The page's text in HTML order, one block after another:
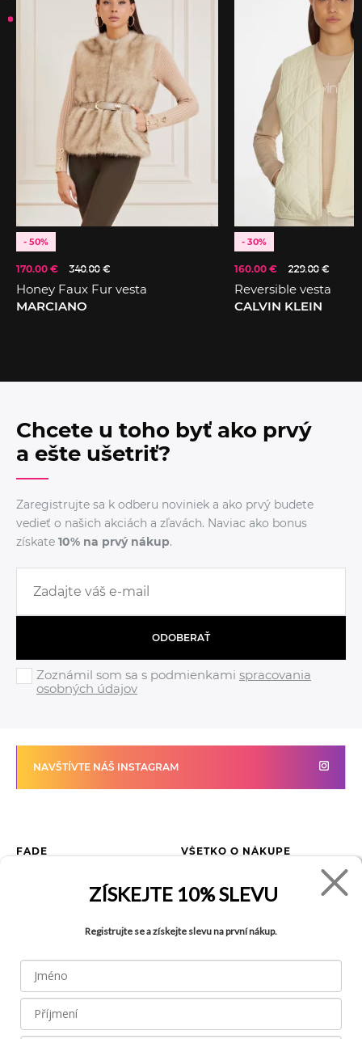
- 50%
170.00 € 340.00 €
Honey Faux Fur vesta
MARCIANO
- 30%
160.00 € 229.00 €
Reversible vesta
CALVIN KLEIN
Chcete u toho byť ako prvý
a ešte ušetriť?
Zaregistrujte sa k odberu noviniek a ako prvý budete
vedieť o našich akciách a zľavách. Naviac ako bonus
získate 10% na prvý nákup.
ODOBERAŤ
Zoznámil som sa s podmienkami spracovania
osobných údajov
NAVŠTÍVTE NÁŠ INSTAGRAM
FADE
Blog
VŠETKO O NÁKUPE
Ako reklamovať tovar
Tabuľka veľkostí
ZÍSKEJTE 10% SLEVU
Registrujte se a získejte slevu na první nákup.